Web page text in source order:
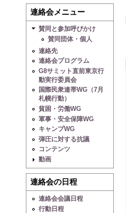
連絡会メニュー
賛同と参加呼びかけ
賛同団体・個人
連絡先
連絡会プログラム
G8サミット直前東京行
動実行委員会
国際民衆連帯WG（7月
札幌行動）
貧困・労働WG
軍事・安全保障WG
キャンプWG
弾圧に対する抗議
コンテンツ
動画
連絡会の日程
連絡会会議日程
行動日程